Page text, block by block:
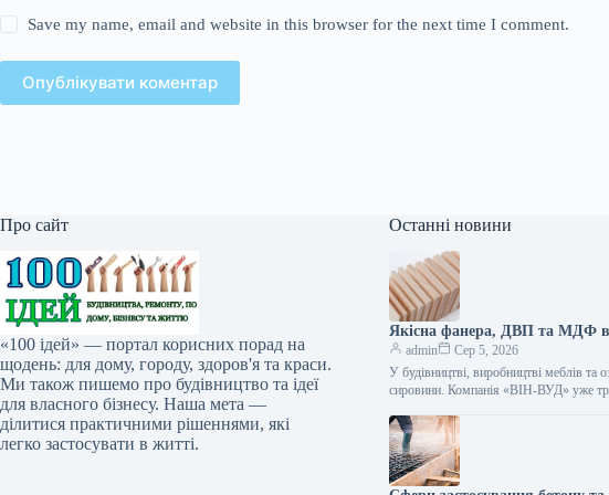
Save my name, email and website in this browser for the next time I comment.
Опублікувати коментар
Про сайт
«100 ідей» — портал корисних порад на
щодень: для дому, городу, здоров'я та краси.
Ми також пишемо про будівництво та ідеї
для власного бізнесу. Наша мета —
ділитися практичними рішеннями, які
легко застосувати в житті.
Останні новини
Якісна фанера, ДВП та МДФ в
admin
Сер 5, 2026
У будівництві, виробництві меблів та
сировини. Компанія «ВІН-ВУД» уже